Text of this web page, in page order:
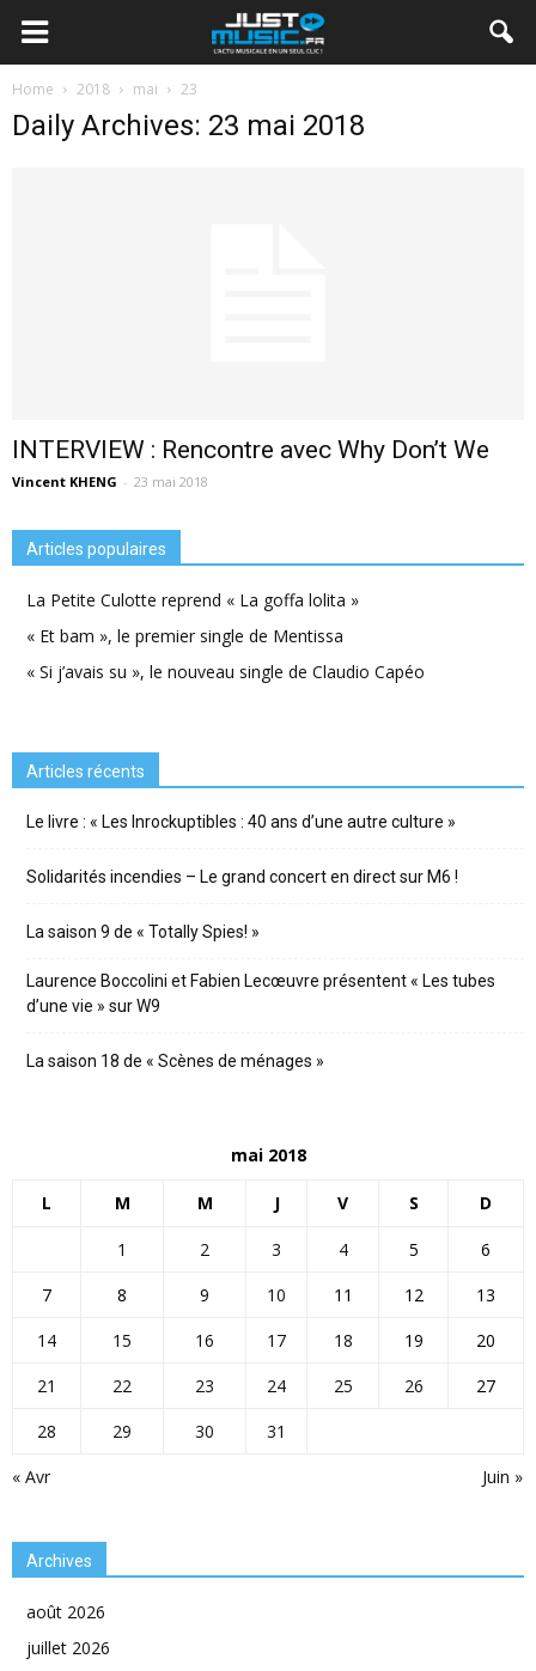
Home 2018 mai 23
Daily Archives: 23 mai 2018
INTERVIEW : Rencontre avec Why Don’t We
Vincent KHENG - 23 mai 2018
Articles populaires
La Petite Culotte reprend « La goffa lolita »
« Et bam », le premier single de Mentissa
« Si j’avais su », le nouveau single de Claudio Capéo
Articles récents
Le livre : « Les Inrockuptibles : 40 ans d’une autre culture »
Solidarités incendies – Le grand concert en direct sur M6 !
La saison 9 de « Totally Spies! »
Laurence Boccolini et Fabien Lecœuvre présentent « Les tubes
d’une vie » sur W9
La saison 18 de « Scènes de ménages »
mai 2018
L M M J V S D
« Avr Juin »
1 2 3 4 5
6
7
8 9 10 11 12
13
14
15 16 17 18 19
20
21
22 23 24 25 26
27
28
29 30 31
Archives
août 2026
juillet 2026